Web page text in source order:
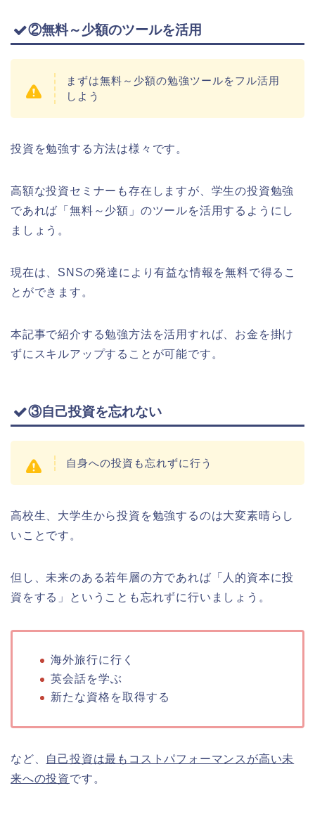
②無料～少額のツールを活用
まずは無料～少額の勉強ツールをフル活用
しよう
投資を勉強する方法は様々です。
高額な投資セミナーも存在しますが、学生の投資勉強
であれば「無料～少額」のツールを活用するようにし
ましょう。
現在は、SNSの発達により有益な情報を無料で得るこ
とができます。
本記事で紹介する勉強方法を活用すれば、お金を掛け
ずにスキルアップすることが可能です。
③自己投資を忘れない
自身への投資も忘れずに行う
高校生、大学生から投資を勉強するのは大変素晴らし
いことです。
但し、未来のある若年層の方であれば「人的資本に投
資をする」ということも忘れずに行いましょう。
海外旅行に行く
英会話を学ぶ
新たな資格を取得する
など、 自己投資は最もコストパフォーマンスが高い未
来への投資です。